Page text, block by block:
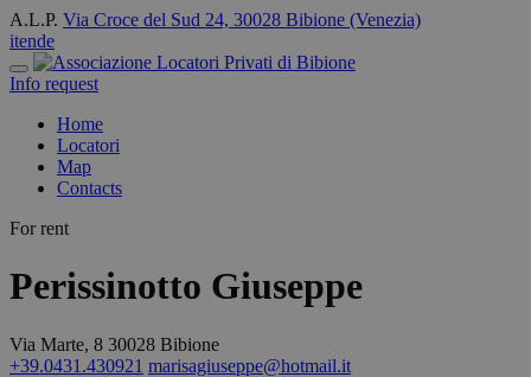
A.L.P. Via Croce del Sud 24, 30028 Bibione (Venezia)
itende
Info request
Home
Locatori
Map
Contacts
For rent
Perissinotto Giuseppe
Via Marte, 8 30028 Bibione
+39.0431.430921 marisagiuseppe@hotmail.it